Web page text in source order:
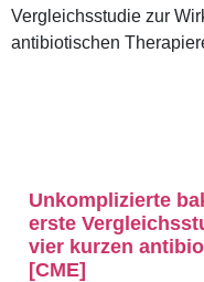
Unkomplizierte
erste
vier kurzen
[CME]